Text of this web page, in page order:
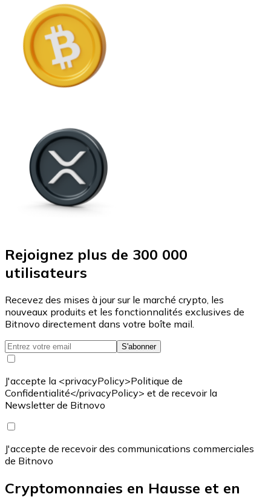
Rejoignez plus de 300 000
utilisateurs
Recevez des mises à jour sur le marché crypto, les
nouveaux produits et les fonctionnalités exclusives de
Bitnovo directement dans votre boîte mail.
S'abonner
J'accepte la <privacyPolicy>Politique de
Confidentialité</privacyPolicy> et de recevoir la
Newsletter de Bitnovo
J'accepte de recevoir des communications commerciales
de Bitnovo
Cryptomonnaies en Hausse et en